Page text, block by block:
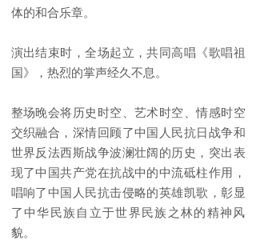
体的和合乐章。
演出结束时，全场起立，共同高唱《歌唱祖
国》，热烈的掌声经久不息。
整场晚会将历史时空、艺术时空、情感时空
交织融合，深情回顾了中国人民抗日战争和
世界反法西斯战争波澜壮阔的历史，突出表
现了中国共产党在抗战中的中流砥柱作用，
唱响了中国人民抗击侵略的英雄凯歌，彰显
了中华民族自立于世界民族之林的精神风
貌。